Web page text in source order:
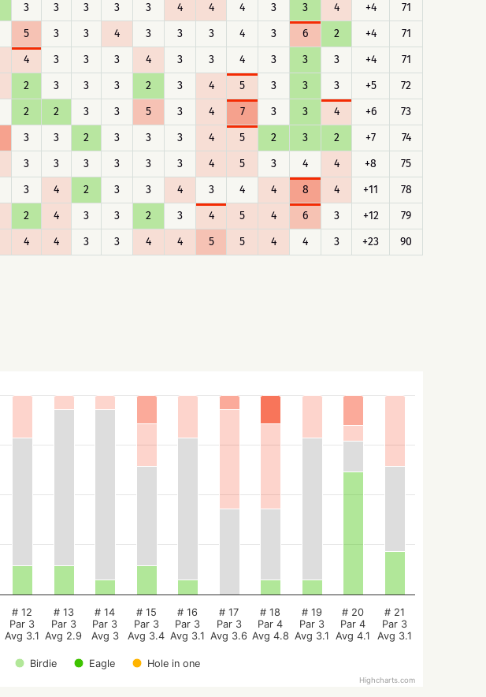
3 3 3 3 3 4 4 4 3 3 4 +4
71
5 3 3 4 3 3 3 4 3 6 2 +4
71
4 3 3 3 4 3 3 4 3 3 3 +4
71
2 3 3 3 2 3 4 5 3 3 3 +5
72
2 2 3 3 5 3 4 7 3 3 4 +6
73
3 3 2 3 3 3 4 5 2 3 2 +7
74
3 3 3 3 3 3 4 5 3 4 4 +8
75
3 4 2 3 3 4 3 4 4 8 4 +11
78
2 4 3 3 2 3 4 5 4 6 3 +12
79
4 4 3 3 4 4 5 5 4 4 3 +23 90
Birdie Eagle Hole in one
# 12
Par 3
Avg 3.1
# 13
Par 3
Avg 2.9
# 14
Par 3
Avg 3
# 15
Par 3
Avg 3.4
# 16
Par 3
Avg 3.1
# 17
Par 3
Avg 3.6
# 18
Par 4
Avg 4.8
# 19
Par 3
Avg 3.1
# 20
Par 4
Avg 4.1
# 21
Par 3
Avg 3.1
Highcharts.com